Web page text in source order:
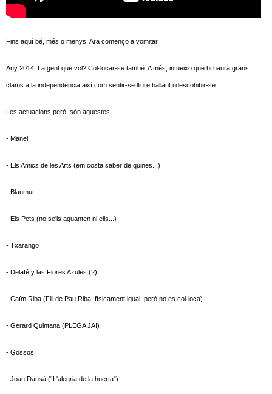
Fins aquí bé, més o menys. Ara començo a vomitar.
Any 2014. La gent què vol? Col·locar-se també. A més, intueixo que hi haurà grans
clams a la independència així com sentir-se lliure ballant i descohibir-se.
Les actuacions però, són aquestes:
- Manel
- Els Amics de les Arts (em costa saber de quines...)
- Blaumut
- Els Pets (no se'ls aguanten ni ells...)
- Txarango
- Delafé y las Flores Azules (?)
- Caïm Riba (Fill de Pau Riba: físicament igual, però no es col·loca)
- Gerard Quintana (PLEGA JA!)
- Gossos
- Joan Dausà (“L'alegria de la huerta”)